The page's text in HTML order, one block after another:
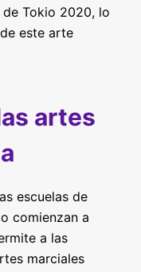
Tokio 2020, lo
este arte
artes
escuelas de
comienzan a
a las
marciales